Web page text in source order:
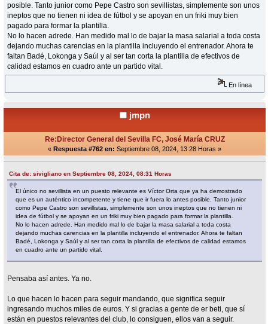
posible. Tanto junior como Pepe Castro son sevillistas, simplemente son unos
ineptos que no tienen ni idea de fútbol y se apoyan en un friki muy bien
pagado para formar la plantilla.
No lo hacen adrede. Han medido mal lo de bajar la masa salarial a toda costa
dejando muchas carencias en la plantilla incluyendo el entrenador. Ahora te
faltan Badé, Lokonga y Saúl y al ser tan corta la plantilla de efectivos de
calidad estamos en cuadro ante un partido vital.
En línea
jmpn
Re:Director General del Sevilla FC, José María CRUZ
« Respuesta #762 en: Septiembre 08, 2024, 13:28 Horas »
Cita de: sivigliano en Septiembre 08, 2024, 08:31 Horas
El único no sevillista en un puesto relevante es Víctor Orta que ya ha demostrado
que es un auténtico incompetente y tiene que ir fuera lo antes posible. Tanto junior
como Pepe Castro son sevillistas, simplemente son unos ineptos que no tienen ni
idea de fútbol y se apoyan en un friki muy bien pagado para formar la plantilla.
No lo hacen adrede. Han medido mal lo de bajar la masa salarial a toda costa
dejando muchas carencias en la plantilla incluyendo el entrenador. Ahora te faltan
Badé, Lokonga y Saúl y al ser tan corta la plantilla de efectivos de calidad estamos
en cuadro ante un partido vital.
Pensaba así antes. Ya no.
Lo que hacen lo hacen para seguir mandando, que significa seguir
ingresando muchos miles de euros. Y si gracias a gente de er beti, que sí
están en puestos relevantes del club, lo consiguen, ellos van a seguir.